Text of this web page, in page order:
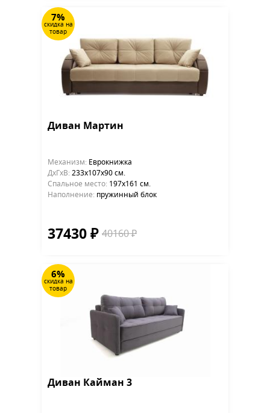
7%
скидка на
товар
Диван Мартин
Механизм: Еврокнижка
ДхГхВ: 233х107x90 см.
Cпальное место: 197х161 см.
Наполнение: пружинный блок
37430 ₽ 40160 ₽
6%
скидка на
товар
Диван Кайман 3